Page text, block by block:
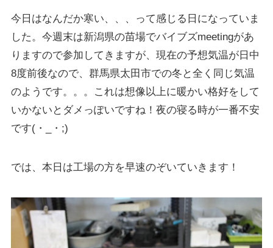
今日はなんだか寒い、、、って感じる日になっていま
した。今週末は新潟県の苗場でバイブズmeetingがあ
りますので参加してきますが、現在の予想気温が日中
8度前後なので、群馬県太田市での冬と全く同じ気温
のようです。。。これは想像以上に暖かい格好をして
いかないとダメっぽいですね！夜の寝る時が一番不安
です(・_・;)
では、本日は工場の方を早速のぞいていきます！